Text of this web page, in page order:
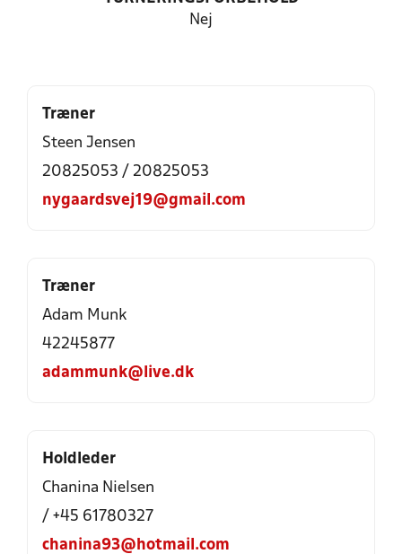
Nej
Træner
Steen Jensen
20825053 / 20825053
nygaardsvej19@gmail.com
Træner
Adam Munk
42245877
adammunk@live.dk
Holdleder
Chanina Nielsen
/ +45 61780327
chanina93@hotmail.com